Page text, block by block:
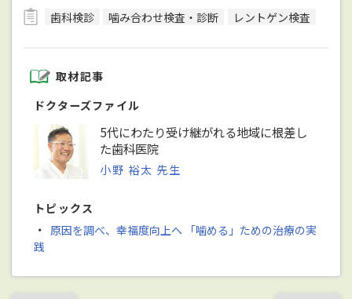
歯科検診
噛み合わせ検査・診断 レントゲン検査
取材記事
ドクターズファイル
5代にわたり受け継がれる地域に根差し
た歯科医院
小野 裕太 先生
トピックス
・ 原因を調べ、幸福度向上へ 「噛める」ための治療の実
践